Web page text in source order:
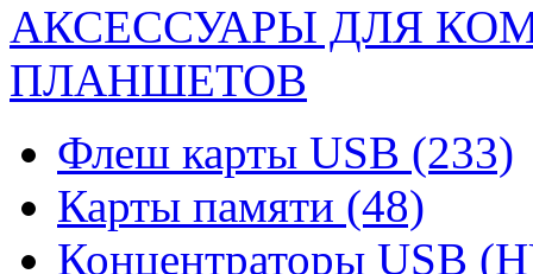
АКСЕССУАРЫ ДЛЯ
ПЛАНШЕТОВ
Флеш карты USB (233)
Карты памяти (48)
Концентраторы USB